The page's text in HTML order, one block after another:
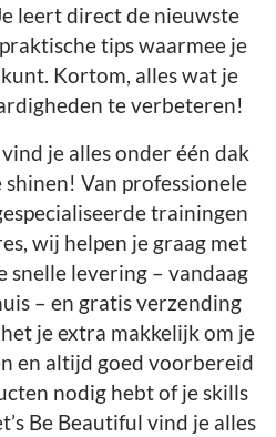
leert direct de nieuwste
tips waarmee je
Kortom, alles wat je
te verbeteren!
je alles onder één dak
Van professionele
trainingen
wij helpen je graag met
snelle levering – vandaag
– en gratis verzending
je extra makkelijk om je
en altijd goed voorbereid
nodig hebt of je skills
Be Beautiful vind je alles